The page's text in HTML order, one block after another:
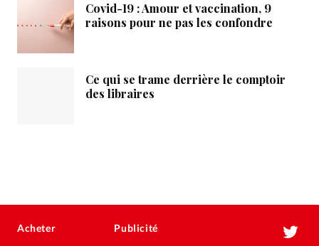
Covid-19 : Amour et vaccination, 9
raisons pour ne pas les confondre
Ce qui se trame derrière le comptoir
des libraires
Acheter Publicité